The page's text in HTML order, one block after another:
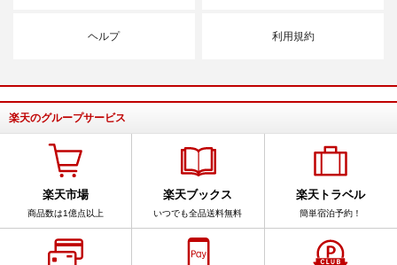
ヘルプ 利用規約
楽天のグループサービス
楽天市場
商品数は1億点以上
楽天ブックス
いつでも全品送料無料
楽天トラベル
簡単宿泊予約！